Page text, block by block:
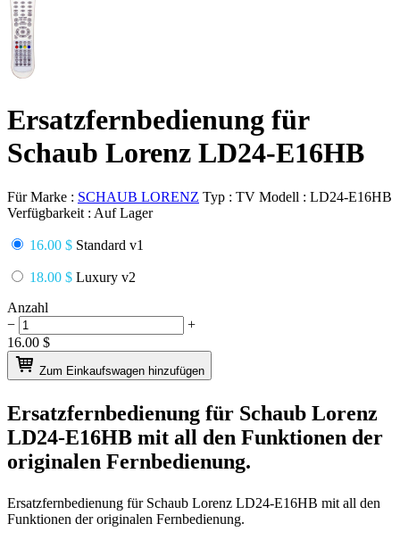
Ersatzfernbedienung für
Schaub Lorenz LD24-E16HB
Für Marke : SCHAUB LORENZ Typ : TV Modell : LD24-E16HB
Verfügbarkeit : Auf Lager
16.00 $ Standard v1
18.00 $ Luxury v2
Anzahl
−
+
16.00 $
Zum Einkaufswagen hinzufügen
Ersatzfernbedienung für Schaub Lorenz
LD24-E16HB mit all den Funktionen der
originalen Fernbedienung.
Ersatzfernbedienung fürSchaub Lorenz LD24-E16HB mit all den
Funktionen der originalen Fernbedienung.